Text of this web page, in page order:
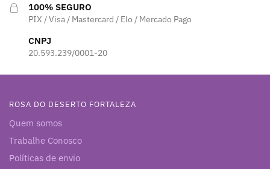
100% SEGURO
PIX / Visa / Mastercard / Elo / Mercado Pago
CNPJ
20.593.239/0001-20
ROSA DO DESERTO FORTALEZA
Quem somos
Trabalhe Conosco
Políticas de envio